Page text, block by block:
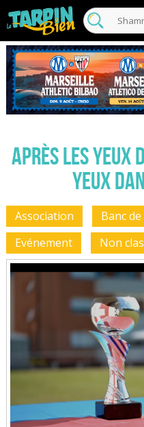
Après les yeux
yeux
Association Banc
Evénement
Non